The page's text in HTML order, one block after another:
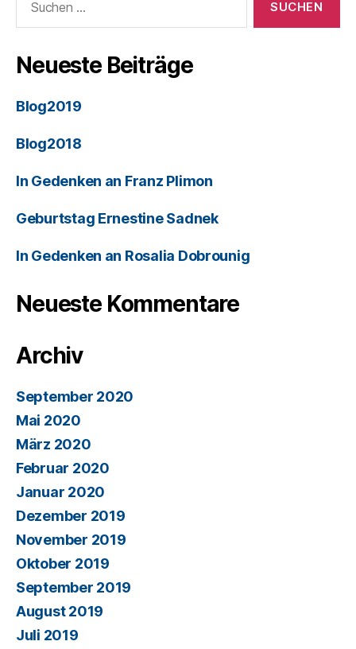
Neueste Beiträge
Blog2019
Blog2018
In Gedenken an Franz Plimon
Geburtstag Ernestine Sadnek
In Gedenken an Rosalia Dobrounig
Neueste Kommentare
Archiv
September 2020
Mai 2020
März 2020
Februar 2020
Januar 2020
Dezember 2019
November 2019
Oktober 2019
September 2019
August 2019
Juli 2019